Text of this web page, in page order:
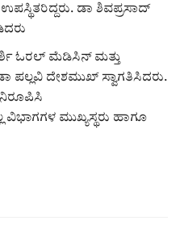
ಡಾ ಶಿವಪ್ರಸಾದ್
ಓರಲ್ ಮೆಡಿಸಿನ್ ಮತ್ತು
ಪಲ್ಲವಿ ದೇಶಮುಖ್ ಸ್ವಾಗತಿಸಿದರು.
ನಿರೂಪಿಸಿ
ಮುಖ್ಯಸ್ಥರು ಹಾಗೂ